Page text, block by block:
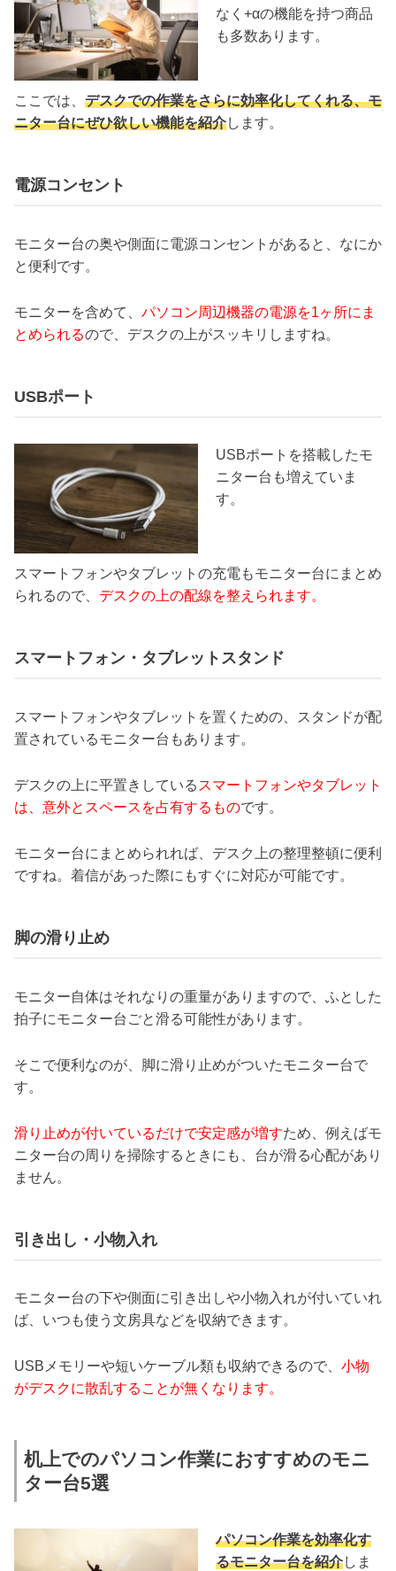
なく+αの機能を持つ商品
も多数あります。
ここでは、 デスクでの作業をさらに効率化してくれる、モ
ニター台にぜひ欲しい機能を紹介します。
電源コンセント
モニター台の奥や側面に電源コンセントがあると、なにか
と便利です。
モニターを含めて、 パソコン周辺機器の電源を1ヶ所にま
とめられるので、デスクの上がスッキリしますね。
USBポート
USBポートを搭載したモ
ニター台も増えていま
す。
スマートフォンやタブレットの充電もモニター台にまとめ
られるので、 デスクの上の配線を整えられます。
スマートフォン・タブレットスタンド
スマートフォンやタブレットを置くための、スタンドが配
置されているモニター台もあります。
デスクの上に平置きしている スマートフォンやタブレット
は、意外とスペースを占有するものです。
モニター台にまとめられれば、デスク上の整理整頓に便利
ですね。着信があった際にもすぐに対応が可能です。
脚の滑り止め
モニター自体はそれなりの重量がありますので、ふとした
拍子にモニター台ごと滑る可能性があります。
そこで便利なのが、脚に滑り止めがついたモニター台で
す。
滑り止めが付いているだけで安定感が増すため、例えばモ
ニター台の周りを掃除するときにも、台が滑る心配があり
ません。
引き出し・小物入れ
モニター台の下や側面に引き出しや小物入れが付いていれ
ば、いつも使う文房具などを収納できます。
USBメモリーや短いケーブル類も収納できるので、 小物
がデスクに散乱することが無くなります。
机上でのパソコン作業におすすめのモニ
ター台5選
パソコン作業を効率化す
るモニター台を紹介しま